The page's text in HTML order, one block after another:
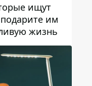
ищут
им
жизнь